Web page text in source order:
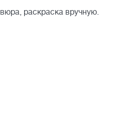
раскраска вручную.